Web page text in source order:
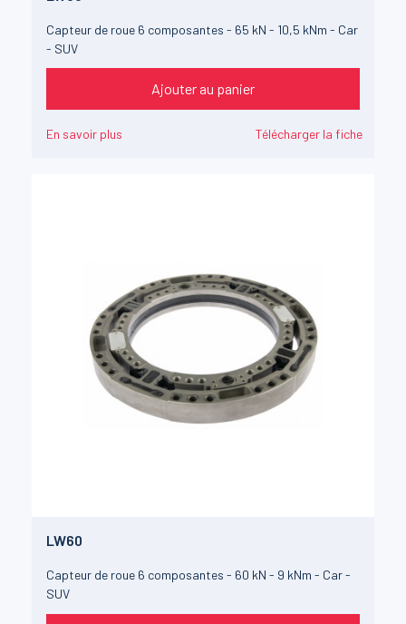
Capteur de roue 6 composantes - 65 kN - 10,5 kNm - Car
- SUV
Ajouter au panier
En savoir plus Télécharger la fiche
LW60
Capteur de roue 6 composantes - 60 kN - 9 kNm - Car -
SUV